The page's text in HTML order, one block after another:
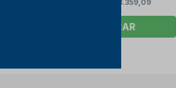
R$ 13.359,09
COMPRAR